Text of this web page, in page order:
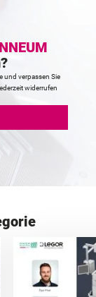
und verpassen Sie
widerrufen